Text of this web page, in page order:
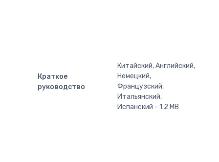
Краткое
руководство
Китайский, Английский,
Немецкий,
Французский,
Итальянский,
Испанский - 1.2 MB